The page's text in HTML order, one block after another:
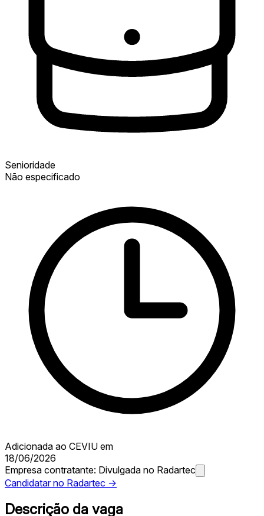
Senioridade
Não especificado
Adicionada ao CEVIU em
18/06/2026
Empresa contratante: Divulgada no Radartec
Candidatar no Radartec →
Descrição da vaga